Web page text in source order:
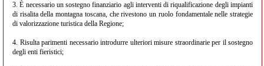
3. È necessario un sostegno finanziario agli interventi di riqualificazione degli impianti
di risalita della montagna toscana, che rivestono un ruolo fondamentale nelle strategie
di valorizzazione turistica della Regione;
4. Risulta parimenti necessario introdurre ulteriori misure straordinarie per il sostegno
degli enti fieristici;